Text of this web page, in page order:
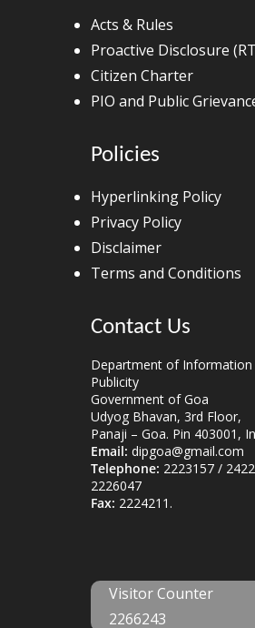
Acts & Rules
Proactive Disclosure
Citizen Charter
PIO and Public
Policies
Hyperlinking Policy
Privacy Policy
Disclaimer
Terms and Conditions
Contact Us
Department of Information
Publicity
Government of Goa
Udyog Bhavan, 3rd Floor,
Panaji – Goa. Pin 403001,
Email: dipgoa@gmail.com
Telephone: 2223157 /
2226047
Fax: 2224211.
Visitor Counter
2266243